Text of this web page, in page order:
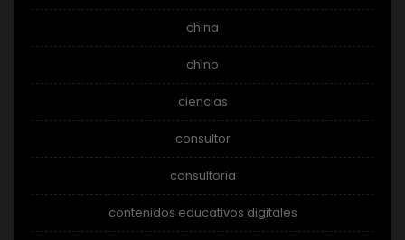
china
chino
ciencias
consultor
consultoria
contenidos educativos digitales